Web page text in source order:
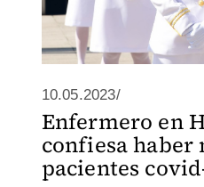
10.05.2023/
Enfermero en
confiesa haber
pacientes